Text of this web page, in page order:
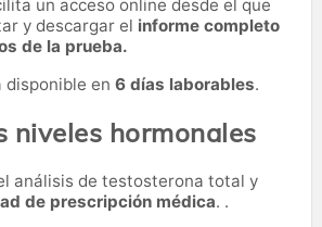
un acceso online desde el que
y descargar el informe completo
de la prueba.
disponible en 6 días laborables.
niveles hormonales
análisis de testosterona total y
de prescripción médica. .